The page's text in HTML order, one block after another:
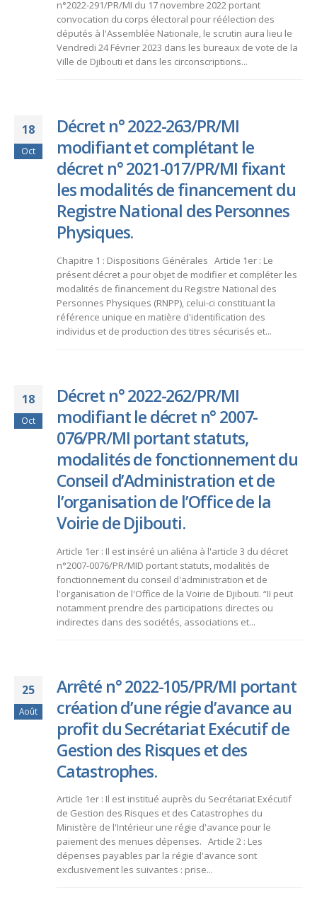
n°2022-291/PR/MI du 17 novembre 2022 portant
convocation du corps électoral pour réélection des
députés à l'Assemblée Nationale, le scrutin aura lieu le
Vendredi 24 Février 2023 dans les bureaux de vote de la
Ville de Djibouti et dans les circonscriptions...
18
Oct
Décret n° 2022-263/PR/MI
modifiant et complétant le
décret n° 2021-017/PR/MI fixant
les modalités de financement du
Registre National des Personnes
Physiques.
Chapitre 1 : Dispositions Générales Article 1er : Le
présent décret a pour objet de modifier et compléter les
modalités de financement du Registre National des
Personnes Physiques (RNPP), celui-ci constituant la
référence unique en matière d'identification des
individus et de production des titres sécurisés et...
18
Oct
Décret n° 2022-262/PR/MI
modifiant le décret n° 2007-
076/PR/MI portant statuts,
modalités de fonctionnement du
Conseil d’Administration et de
l’organisation de l’Office de la
Voirie de Djibouti.
Article 1er : Il est inséré un aliéna à l'article 3 du décret
n°2007-0076/PR/MID portant statuts, modalités de
fonctionnement du conseil d'administration et de
l'organisation de l'Office de la Voirie de Djibouti. “II peut
notamment prendre des participations directes ou
indirectes dans des sociétés, associations et...
25
Août
Arrêté n° 2022-105/PR/MI portant
création d’une régie d’avance au
profit du Secrétariat Exécutif de
Gestion des Risques et des
Catastrophes.
Article 1er : Il est institué auprès du Secrétariat Exécutif
de Gestion des Risques et des Catastrophes du
Ministère de l'Intérieur une régie d'avance pour le
paiement des menues dépenses. Article 2 : Les
dépenses payables par la régie d'avance sont
exclusivement les suivantes : prise...